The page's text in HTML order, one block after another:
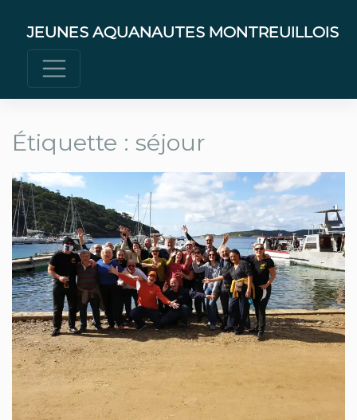
content
JEUNES AQUANAUTES MONTREUILLOIS
Étiquette : séjour